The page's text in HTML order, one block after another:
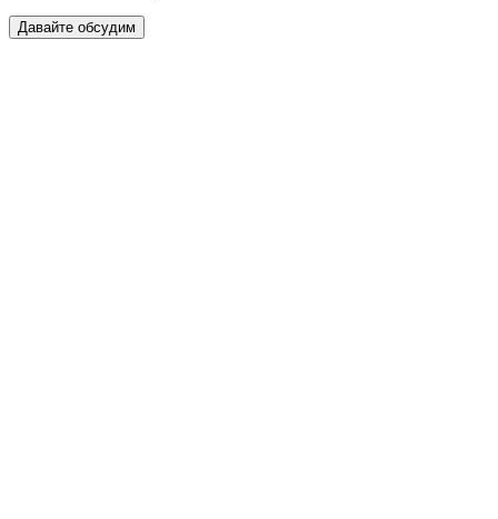
Давайте обсудим